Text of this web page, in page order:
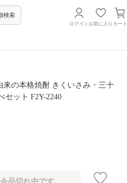
検索
ログインお気に入り カート
来の本格焼酎 きくいさみ・三十
セット F2Y-2240